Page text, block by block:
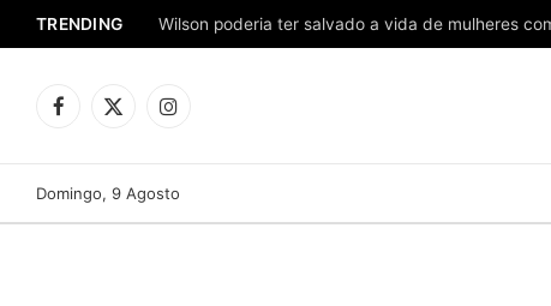
TRENDING
Facebook
X
Instagram
Domingo, 9 Agosto